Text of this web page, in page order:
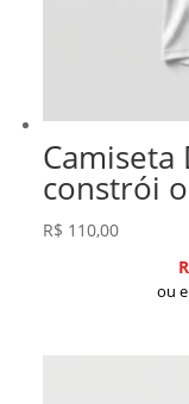
Camiseta
constrói
R$ 110,00
ou